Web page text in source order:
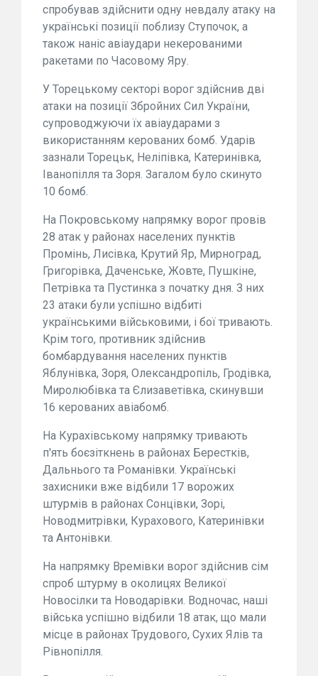
спробував здійснити одну невдалу атаку на
українські позиції поблизу Ступочок, а
також наніс авіаудари некерованими
ракетами по Часовому Яру.
У Торецькому секторі ворог здійснив дві
атаки на позиції Збройних Сил України,
супроводжуючи їх авіаударами з
використанням керованих бомб. Ударів
зазнали Торецьк, Неліпівка, Катеринівка,
Іванопілля та Зоря. Загалом було скинуто
10 бомб.
На Покровському напрямку ворог провів
28 атак у районах населених пунктів
Промінь, Лисівка, Крутий Яр, Мирноград,
Григорівка, Даченське, Жовте, Пушкіне,
Петрівка та Пустинка з початку дня. З них
23 атаки були успішно відбиті
українськими військовими, і бої тривають.
Крім того, противник здійснив
бомбардування населених пунктів
Яблунівка, Зоря, Олександропіль, Гродівка,
Миролюбівка та Єлизаветівка, скинувши
16 керованих авіабомб.
На Курахівському напрямку тривають
п'ять боєзіткнень в районах Берестків,
Дальнього та Романівки. Українські
захисники вже відбили 17 ворожих
штурмів в районах Сонцівки, Зорі,
Новодмитрівки, Курахового, Катеринівки
та Антонівки.
На напрямку Времівки ворог здійснив сім
спроб штурму в околицях Великої
Новосілки та Новодарівки. Водночас, наші
війська успішно відбили 18 атак, що мали
місце в районах Трудового, Сухих Ялів та
Рівнопілля.